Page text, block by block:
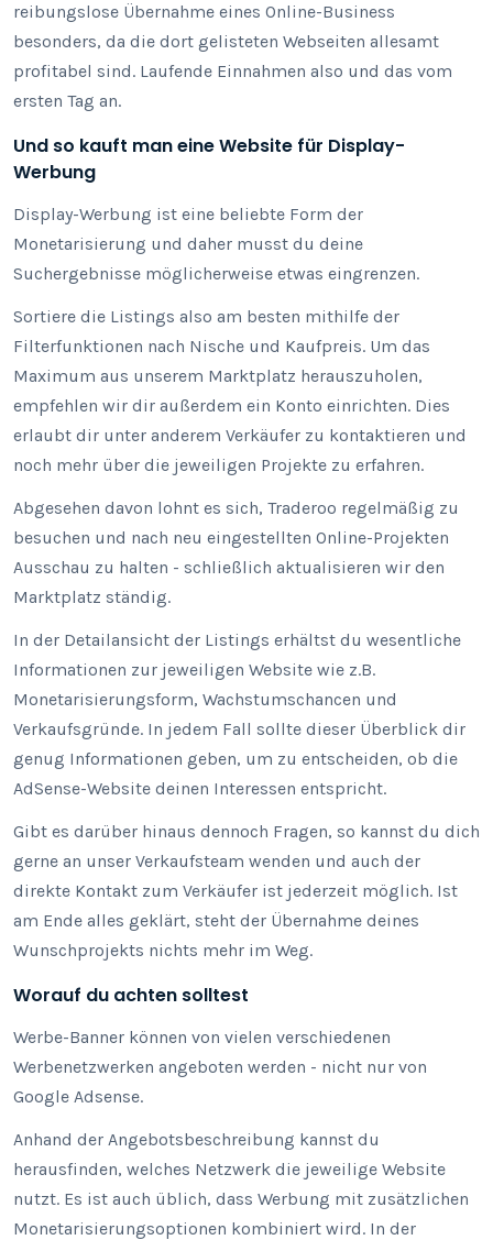
reibungslose Übernahme eines Online-Business
besonders, da die dort gelisteten Webseiten allesamt
profitabel sind. Laufende Einnahmen also und das vom
ersten Tag an.
Und so kauft man eine Website für Display-
Werbung
Display-Werbung ist eine beliebte Form der
Monetarisierung und daher musst du deine
Suchergebnisse möglicherweise etwas eingrenzen.
Sortiere die Listings also am besten mithilfe der
Filterfunktionen nach Nische und Kaufpreis. Um das
Maximum aus unserem Marktplatz herauszuholen,
empfehlen wir dir außerdem ein Konto einrichten. Dies
erlaubt dir unter anderem Verkäufer zu kontaktieren und
noch mehr über die jeweiligen Projekte zu erfahren.
Abgesehen davon lohnt es sich, Traderoo regelmäßig zu
besuchen und nach neu eingestellten Online-Projekten
Ausschau zu halten - schließlich aktualisieren wir den
Marktplatz ständig.
In der Detailansicht der Listings erhältst du wesentliche
Informationen zur jeweiligen Website wie z.B.
Monetarisierungsform, Wachstumschancen und
Verkaufsgründe. In jedem Fall sollte dieser Überblick dir
genug Informationen geben, um zu entscheiden, ob die
AdSense-Website deinen Interessen entspricht.
Gibt es darüber hinaus dennoch Fragen, so kannst du dich
gerne an unser Verkaufsteam wenden und auch der
direkte Kontakt zum Verkäufer ist jederzeit möglich. Ist
am Ende alles geklärt, steht der Übernahme deines
Wunschprojekts nichts mehr im Weg.
Worauf du achten solltest
Werbe-Banner können von vielen verschiedenen
Werbenetzwerken angeboten werden - nicht nur von
Google Adsense.
Anhand der Angebotsbeschreibung kannst du
herausfinden, welches Netzwerk die jeweilige Website
nutzt. Es ist auch üblich, dass Werbung mit zusätzlichen
Monetarisierungsoptionen kombiniert wird. In der